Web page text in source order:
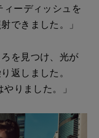
ーディッシュを
できました。」
を見つけ、光が
返しました。
りました。」